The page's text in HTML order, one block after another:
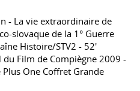
- La vie extraordinaire de
slovaque de la 1° Guerre
Histoire/STV2 - 52'
Film de Compiègne 2009 -
One Coffret Grande